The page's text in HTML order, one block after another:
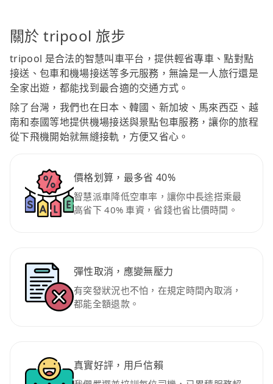
關於 tripool 旅步
tripool 是合法的智慧叫車平台，提供輕省專車、點對點
接送、包車和機場接送等多元服務，無論是一人旅行還是
全家出遊，都能找到最合適的交通方式。
除了台灣，我們也在日本、韓國、新加坡、馬來西亞、越
南和泰國等地提供機場接送與景點包車服務，讓你的旅程
從下飛機開始就無縫接軌，方便又省心。
價格划算，最多省 40%
智慧派車降低空車率，讓你中長途搭乘最
高省下 40% 車資，省錢也省比價時間。
彈性取消，應變無壓力
有突發狀況也不怕，在規定時間內取消，
都能全額退款。
真實好評，用戶信賴